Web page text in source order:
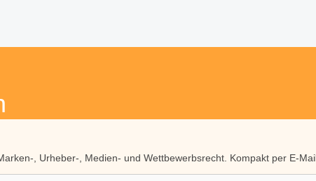
, Urheber-, Medien- und Wettbewerbsrecht. Kompakt per E-Mail.